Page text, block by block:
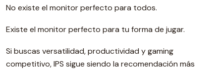
No existe el monitor perfecto para todos.
Existe el monitor perfecto para tu forma de jugar.
Si buscas versatilidad, productividad y gaming
competitivo, IPS sigue siendo la recomendación más